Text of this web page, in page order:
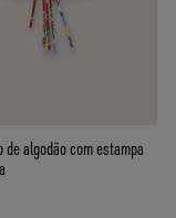
de algodão com estampa